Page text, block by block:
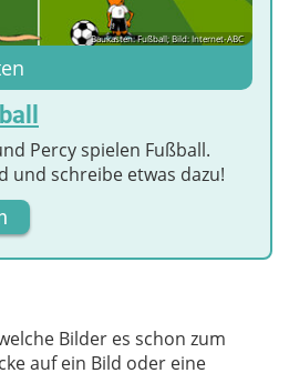
Baukasten: Fußball; Bild: Internet-ABC
Percy spielen Fußball.
und schreibe etwas dazu!
Bilder es schon zum
auf ein Bild oder eine